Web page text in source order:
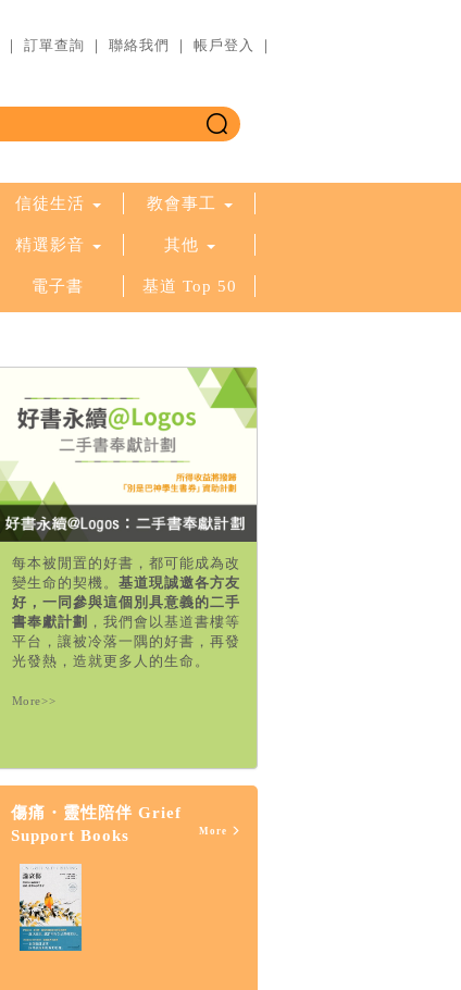
｜ 訂單查詢 ｜ 聯絡我們 ｜ 帳戶登入 ｜
信徒生活 教會事工
精選影音 其他
電子書 基道 Top 50
每本被閒置的好書，都可能成為改
變生命的契機。 基道現誠邀各方友
好，一同參與這個別具意義的二手
書奉獻計劃 ，我們會以基道書樓等
平台，讓被冷落一隅的好書，再發
光發熱，造就更多人的生命。
More>>
傷痛・靈性陪伴 Grief
Support Books
More